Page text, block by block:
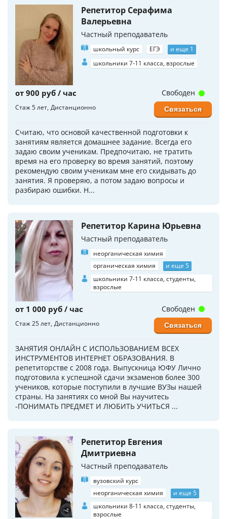
Репетитор Серафима
Валерьевна
Частный преподаватель
школьный курс ЕГЭ
и еще 1
школьники 7-11 класса, взрослые
от 900 руб / час
Стаж 5 лет Дистанционно
Считаю, что основой качественной подготовки к
занятиям является домашнее задание. Всегда его
задаю своим ученикам. Предпочитаю, не тратить
время на его проверку во время занятий, поэтому
рекомендую своим ученикам мне его скидывать до
занятия. Я проверяю, а потом задаю вопросы и
разбираю ошибки. Н...
Свободен
Связаться
Репетитор Карина Юрьевна
Частный преподаватель
неорганическая химия
органическая химия
и еще 5
школьники 7-11 класса, студенты,
взрослые
от 1 000 руб / час
Стаж 25 лет Дистанционно
ЗАНЯТИЯ ОНЛАЙН С ИСПОЛЬЗОВАНИЕМ ВСЕХ
ИНСТРУМЕНТОВ ИНТЕРНЕТ ОБРАЗОВАНИЯ. В
репетиторстве с 2008 года. Выпускница ЮФУ Лично
подготовила к успешной сдачи экзаменов более 300
учеников, которые поступили в лучшие ВУЗы нашей
страны. На занятиях со мной Вы научитесь
-ПОНИМАТЬ ПРЕДМЕТ И ЛЮБИТЬ УЧИТЬСЯ ...
Свободен
Связаться
Репетитор Евгения
Дмитриевна
Частный преподаватель
вузовский курс
неорганическая химия
и еще 5
школьники 8-11 класса, студенты,
взрослые